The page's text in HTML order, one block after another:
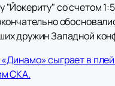
"Йокериту" со счетом
дружин Западной
сыграет в
СКА.